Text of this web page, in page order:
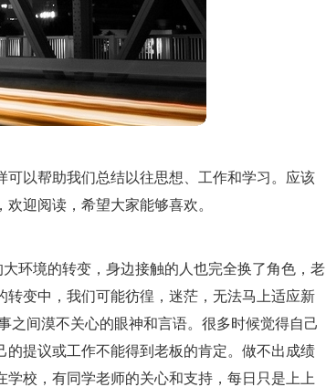
以帮助我们总结以往思想、工作和学习。应该
迎阅读，希望大家能够喜欢。
环境的转变，身边接触的人也完全换了角色，老
变中，我们可能彷徨，迷茫，无法马上适应新
之间漠不关心的眼神和言语。很多时候觉得自己
提议或工作不能得到老板的肯定。做不出成绩
校，有同学老师的关心和支持，每日只是上上